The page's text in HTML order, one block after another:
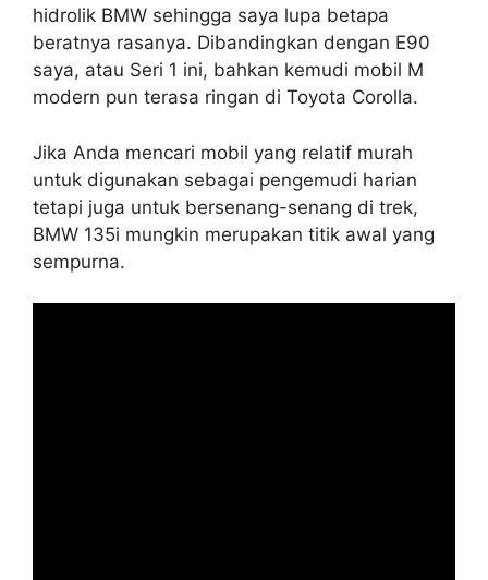
hidrolik BMW sehingga saya lupa betapa
beratnya rasanya. Dibandingkan dengan E90
saya, atau Seri 1 ini, bahkan kemudi mobil M
modern pun terasa ringan di Toyota Corolla.
Jika Anda mencari mobil yang relatif murah
untuk digunakan sebagai pengemudi harian
tetapi juga untuk bersenang-senang di trek,
BMW 135i mungkin merupakan titik awal yang
sempurna.